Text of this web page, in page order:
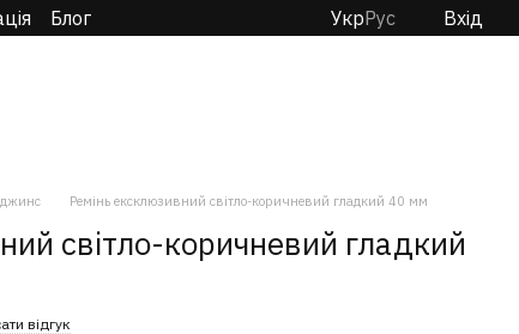
Блог УкрРус Вхід
Ремінь ексклюзивний світло-коричневий гладкий 40 мм
світло-коричневий гладкий
відгук